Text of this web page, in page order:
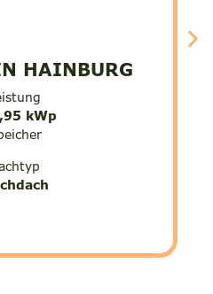
HAINBURG
kWp